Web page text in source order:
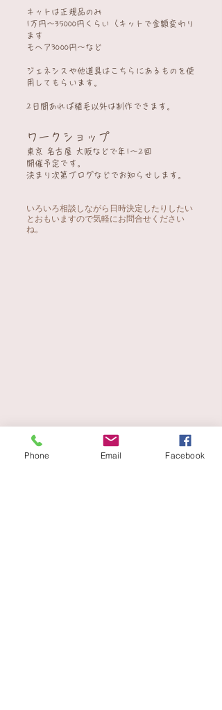
キットは正規品のみ
1万円～35000円くらい（キットで金額変わり
ます
モヘア3000円～など
ジェネシスや他道具はこちらにあるものを使
用してもらいます。
2日間あれば植毛以外は制作できます。
ワークショップ
東京 名古屋 大阪などで年1～2回
開催予定です。
​決まり次第ブログなどでお知らせします。
いろいろ相談しながら日時決定したりしたい
とおもいますので気軽にお問合せください
ね。
Phone Email Facebook